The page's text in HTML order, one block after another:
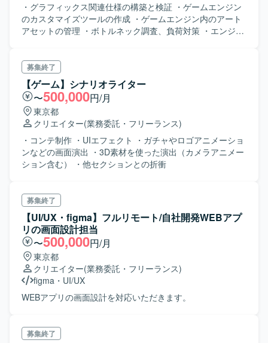
・グラフィックス関連仕様の構築と検証 ・ゲームエンジン
のカスタマイズツールの作成 ・ゲームエンジン内のアート
アセットの管理 ・ボトルネック調査、負荷対策 ・エンジニ
募集終了
【ゲーム】シナリオライター
〜500,000円/月
東京都
クリエイター(業務委託・フリーランス)
・コンテ制作 ・UIエフェクト ・ガチャやロゴアニメーショ
ンなどの画面演出 ・3D素材を使った演出（カメラアニメー
ション含む） ・他セクションとの折衝
募集終了
【UI/UX・figma】フルリモート/自社開発WEBアプ
リの画面設計担当
〜500,000円/月
東京都
クリエイター(業務委託・フリーランス)
figma ・ UI/UX
WEBアプリの画面設計を対応いただきます。
募集終了